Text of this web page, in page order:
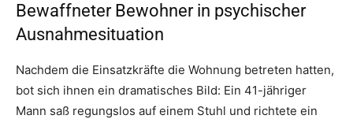
Bewaffneter Bewohner in psychischer
Ausnahmesituation
Nachdem die Einsatzkräfte die Wohnung betreten hatten,
bot sich ihnen ein dramatisches Bild: Ein 41-jähriger
Mann saß regungslos auf einem Stuhl und richtete ein